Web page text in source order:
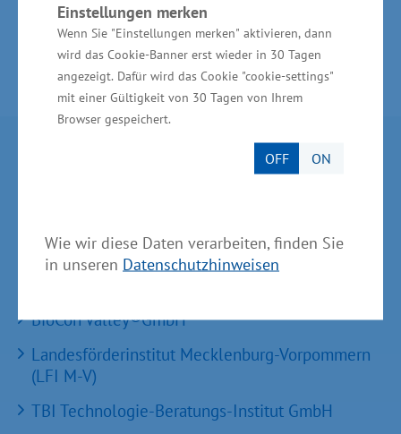
Einstellungen merken
Wenn Sie "Einstellungen merken" aktivieren, dann
wird das Cookie-Banner erst wieder in 30 Tagen
angezeigt. Dafür wird das Cookie "cookie-settings"
mit einer Gültigkeit von 30 Tagen von Ihrem
Browser gespeichert.
OFF ON
Wie wir diese Daten verarbeiten, finden Sie
in unseren Datenschutzhinweisen
Invest in MV - Wirtschaftsfördergesellschaft des
BioCon Valley®GmbH
Landesförderinstitut Mecklenburg-Vorpommern
(LFI M-V)
TBI Technologie-Beratungs-Institut GmbH